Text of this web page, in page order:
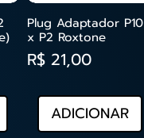
Visualização rápida
Plug Adaptador P10
x P2 Roxtone
Preço
R$ 21,00
ADICIONAR